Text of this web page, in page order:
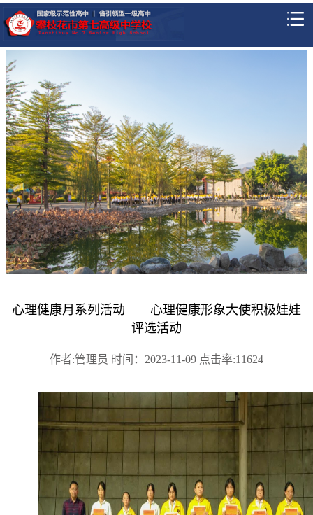
心理健康月系列活动——心理健康形象大使积极娃娃
评选活动
作者:管理员 时间：2023-11-09 点击率:11624